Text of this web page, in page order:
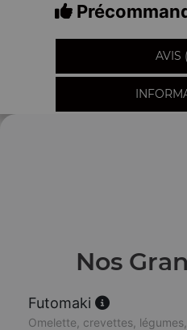
AVIS
Nos
Futomaki
Omelette, crevettes,